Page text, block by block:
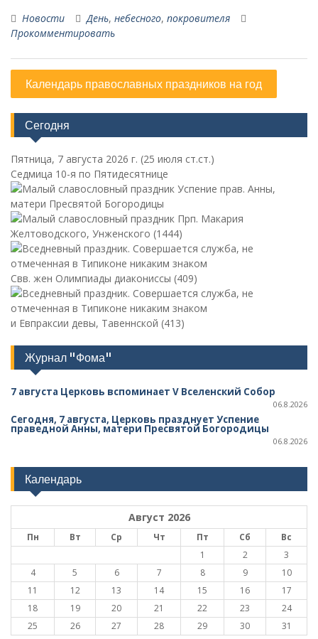
Новости День, небесного, покровителя
Прокомментировать
Календарь православных праздников на год
Сегодня
Пятница, 7 августа 2026 г. (25 июля ст.ст.)
Седмица 10-я по Пятидесятнице
Успение прав. Анны,
матери Пресвятой Богородицы
Прп. Макария
Желтоводского, Унженского (1444)
Свв. жен Олимпиады диакониссы (409)
и Евпраксии девы, Тавеннской (413)
Журнал "Фома"
7 августа Церковь вспоминает V Вселенский Собор
06.8.2026
Сегодня, 7 августа, Церковь празднует Успение
праведной Анны, матери Пресвятой Богородицы
06.8.2026
Календарь
Август 2026
Пн Вт Ср Чт Пт Сб
Вс
1
2
3
4
5 6 7 8 9
10
11
12 13 14 15 16
17
18
19 20 21 22 23
24
25
26 27 28 29 30 31